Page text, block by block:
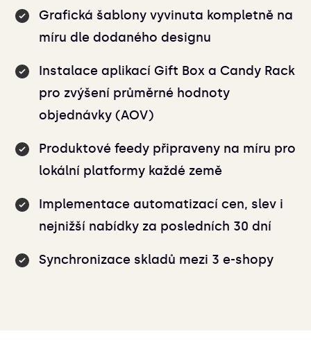
Grafická šablony vyvinuta kompletně na
míru dle dodaného designu
Instalace aplikací Gift Box a Candy Rack
pro zvýšení průměrné hodnoty
objednávky (AOV)
Produktové feedy připraveny na míru pro
lokální platformy každé země
Implementace automatizací cen, slev i
nejnižší nabídky za posledních 30 dní
Synchronizace skladů mezi 3 e-shopy